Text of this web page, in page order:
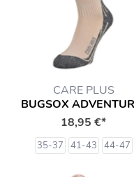
CARE PLUS
18,95 €*
35-37 41-43 44-47